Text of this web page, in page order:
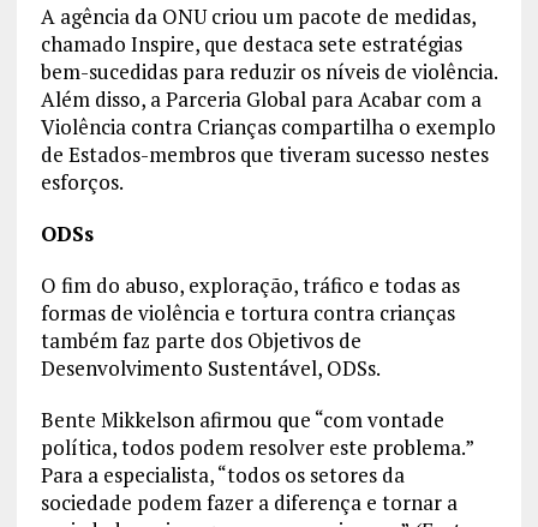
A agência da ONU criou um pacote de medidas,
chamado Inspire, que destaca sete estratégias
bem-sucedidas para reduzir os níveis de violência.
Além disso, a Parceria Global para Acabar com a
Violência contra Crianças compartilha o exemplo
de Estados-membros que tiveram sucesso nestes
esforços.
ODSs
O fim do abuso, exploração, tráfico e todas as
formas de violência e tortura contra crianças
também faz parte dos Objetivos de
Desenvolvimento Sustentável, ODSs.
Bente Mikkelson afirmou que “com vontade
política, todos podem resolver este problema.”
Para a especialista, “todos os setores da
sociedade podem fazer a diferença e tornar a